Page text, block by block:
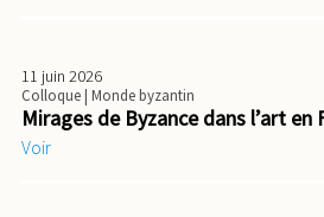
11 juin 2026
Colloque| Monde byzantin
Mirages de Byzance dans l’art en
Voir